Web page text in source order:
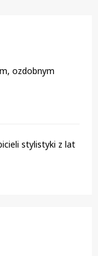
ozdobnym
stylistyki z lat